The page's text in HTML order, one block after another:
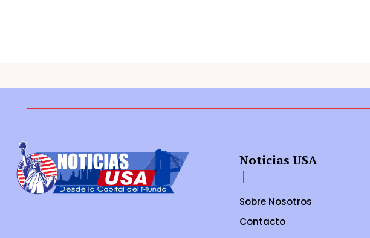
Noticias USA
Sobre Nosotros
Contacto